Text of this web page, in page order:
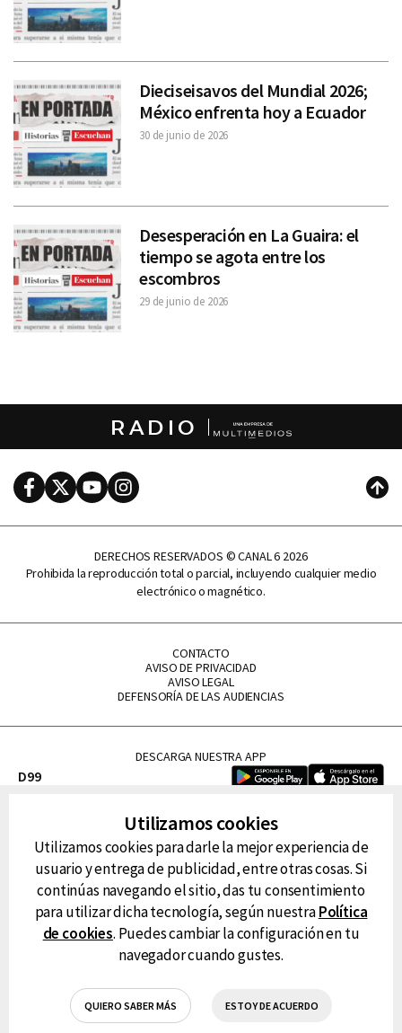
Dieciseisavos del Mundial 2026;
México enfrenta hoy a Ecuador
30 de junio de 2026
Desesperación en La Guaira: el
tiempo se agota entre los
escombros
29 de junio de 2026
RADIO
FacebookTwitterYoutubeInstagram
DERECHOS RESERVADOS © CANAL 6 2026
Prohibida la reproducción total o parcial, incluyendo cualquier medio
electrónico o magnético.
CONTACTO
AVISO DE PRIVACIDAD
AVISO LEGAL
DEFENSORÍA DE LAS AUDIENCIAS
DESCARGA NUESTRA APP
D99
FM Tu
RG Deportiva
Classic FM
Utilizamos cookies
Utilizamos cookies para darle la mejor experiencia de
usuario y entrega de publicidad, entre otras cosas. Si
continúas navegando el sitio, das tu consentimiento
para utilizar dicha tecnología, según nuestraPolítica
de cookies. Puedes cambiar la configuración en tu
navegador cuando gustes.
QUIERO SABER MÁS ESTOY DE ACUERDO